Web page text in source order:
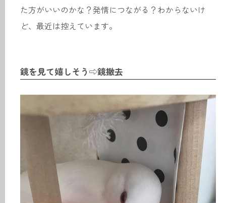
た方がいいのかな？発情につながる？わからないけ
ど、最近は控えています。
鏡を見て嬉しそう⇨鏡撤去